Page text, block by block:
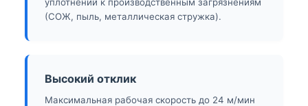
(СОЖ, пыль, металлическая стружка).
Высокий отклик
Максимальная рабочая скорость до 24 м/мин